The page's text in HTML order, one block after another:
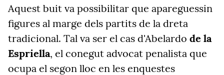
Aquest buit va possibilitar que apareguessin
figures al marge dels partits de la dreta
tradicional. Tal va ser el cas d'Abelardo de la
Espriella, el conegut advocat penalista que
ocupa el segon lloc en les enquestes